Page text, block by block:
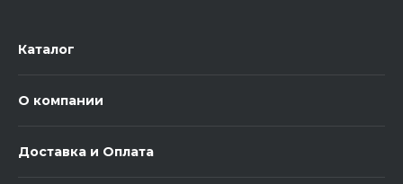
Каталог
О компании
Доставка и Оплата